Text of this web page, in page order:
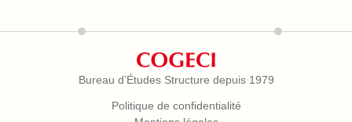
Bureau d’Études Structure depuis 1979
Politique de confidentialité